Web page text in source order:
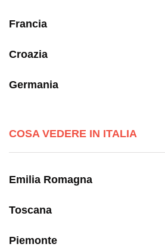
Francia
Croazia
Germania
COSA VEDERE IN ITALIA
Emilia Romagna
Toscana
Piemonte